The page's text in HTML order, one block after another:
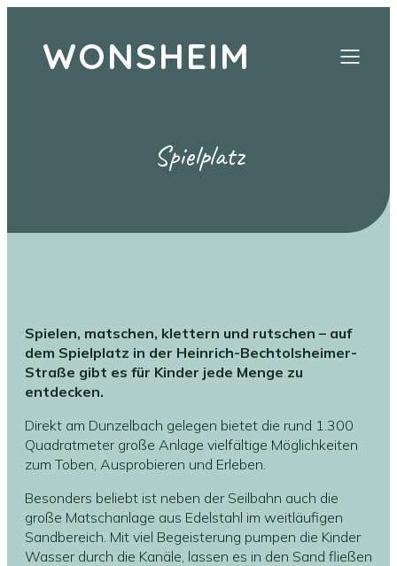
WONSHEIM
Spielplatz
Spielen, matschen, klettern und rutschen – auf
dem Spielplatz in der Heinrich-Bechtolsheimer-
Straße gibt es für Kinder jede Menge zu
entdecken.
Direkt am Dunzelbach gelegen bietet die rund 1.300
Quadratmeter große Anlage vielfältige Möglichkeiten
zum Toben, Ausprobieren und Erleben.
Besonders beliebt ist neben der Seilbahn auch die
große Matschanlage aus Edelstahl im weitläufigen
Sandbereich. Mit viel Begeisterung pumpen die Kinder
Wasser durch die Kanäle, lassen es in den Sand fließen